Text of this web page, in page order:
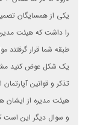
یکی از همسایگان
را داشت که هیئت
طبقه شما قرار گرفتند
یک شکل عوض کنید
تذکر و قوانین
هیئت مدیره از ایشان
و سوال دیگر این